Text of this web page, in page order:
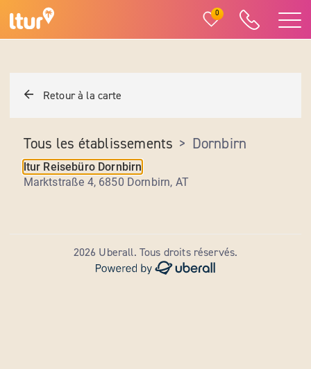
0
Retour à la carte
Tous les établissements > Dornbirn
ltur Reisebüro Dornbirn
Marktstraße 4, 6850 Dornbirn, AT
2026 Uberall. Tous droits réservés.